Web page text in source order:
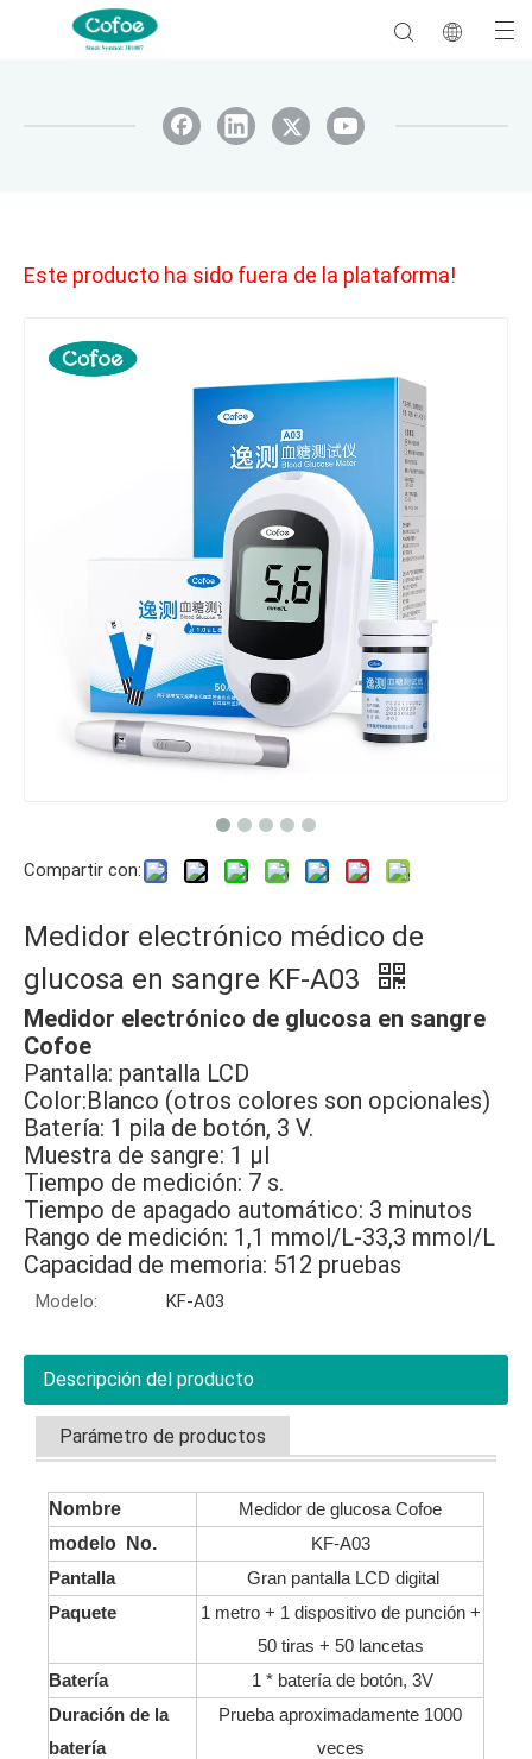
Este producto ha sido fuera de la plataforma!
Compartir con:
Medidor electrónico médico de
glucosa en sangre KF-A03
Medidor electrónico de glucosa en sangre
Cofoe
Pantalla: pantalla LCD
Color:Blanco (otros colores son opcionales)
Batería: 1 pila de botón, 3 V.
Muestra de sangre: 1 µl
Tiempo de medición: 7 s.
Tiempo de apagado automático: 3 minutos
Rango de medición: 1,1 mmol/L-33,3 mmol/L
Capacidad de memoria: 512 pruebas
Modelo: KF-A03
Descripción del producto
Parámetro de productos
Nombre
Medidor de glucosa Cofoe
modelo No.
KF-A03
Pantalla
Gran pantalla LCD digital
Paquete
1 metro + 1 dispositivo de punción +
50 tiras + 50 lancetas
Batería
1 * batería de botón, 3V
Duración de la
batería
Prueba aproximadamente 1000
veces